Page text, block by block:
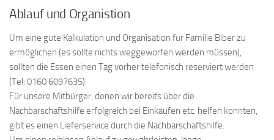
Ablauf und Organistion
Um eine gute Kalkulation und Organisation für Familie Biber zu
ermöglichen (es sollte nichts weggeworfen werden müssen),
sollten die Essen einen Tag vorher telefonisch reserviert werden
(Tel: 0160 6097635).
Für unsere Mitbürger, denen wir bereits über die
Nachbarschaftshilfe erfolgreich bei Einkäufen etc. helfen konnten,
gibt es einen Lieferservice durch die Nachbarschaftshilfe.